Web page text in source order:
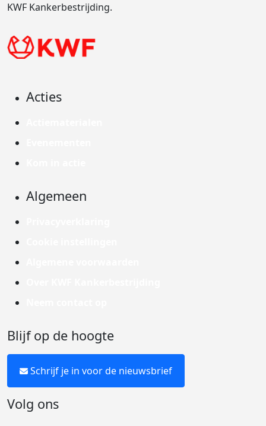
KWF Kankerbestrijding.
Acties
Algemeen
Blijf op de hoogte
Schrijf je in voor de nieuwsbrief
Volg ons